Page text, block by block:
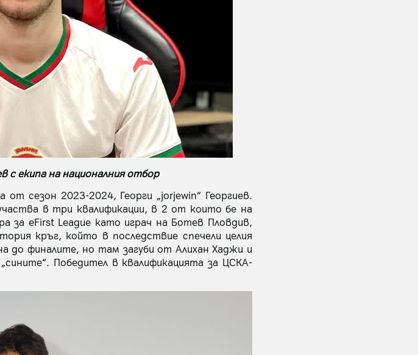
с екипа на националния отбор
сезон 2023-2024, Георги „jorjewin“ Георгиев.
в три квалификации, в 2 от които бе на
за eFirst League като играч на Ботев Пловдив,
кръг, който в последствие спечели целия
до финалите, но там загуби от Алихан Хаджи и
Победител в квалификацията за ЦСКА-